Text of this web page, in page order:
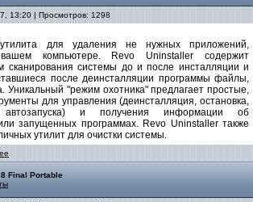
13:20 | Просмотров: 1298
для удаления не нужных приложений,
компьютере. Revo Uninstaller содержит
сканирования системы до и после инсталляции и
после деинсталляции программы файлы,
Уникальный "режим охотника" предлагает простые,
для управления (деинсталляция, остановка,
и получения информации об
запущенных программах. Revo Uninstaller также
утилит для очистки системы.
Final Portable